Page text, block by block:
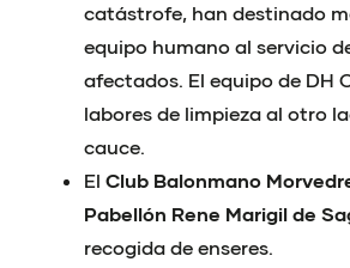
catástrofe, han destinado
equipo humano al servicio
afectados. El equipo de DH
labores de limpieza al otro
cauce.
El Club Balonmano
Pabellón Rene Marigil de
recogida de enseres.